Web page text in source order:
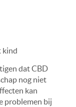
kind
dat CBD
nog niet
kan
problemen bij